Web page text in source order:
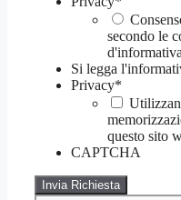
secondo le
Si legga
Privacy*
questo sito
CAPTCHA